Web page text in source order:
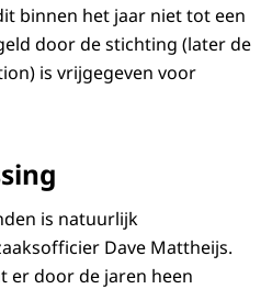
binnen het jaar niet tot een
door de stichting (later de
is vrijgegeven voor
is natuurlijk
Dave Mattheijs.
er door de jaren heen